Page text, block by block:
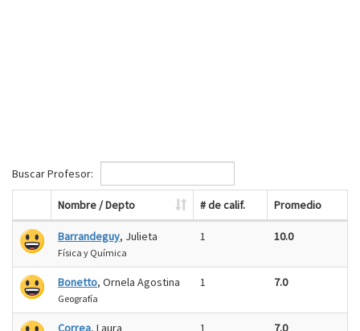
Buscar Profesor:
Nombre / Depto # de calif. Promedio
Barrandeguy, Julieta
Física y Química
1 10.0
Bonetto, Ornela Agostina
Geografía
1 7.0
Correa, Laura 1 7.0